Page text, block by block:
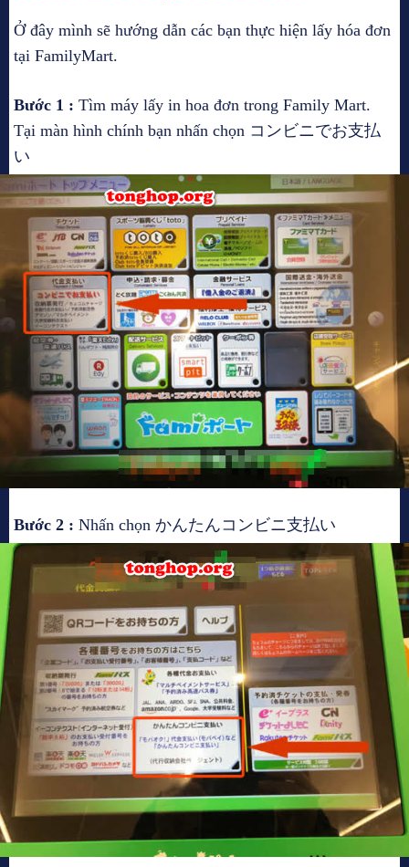
Ở đây mình sẽ hướng dẫn các bạn thực hiện lấy hóa đơn
tại FamilyMart.
Bước 1 : Tìm máy lấy in hoa đơn trong Family Mart.
Tại màn hình chính bạn nhấn chọn コンビニでお支払
い
Bước 2 : Nhấn chọn かんたんコンビニ支払い